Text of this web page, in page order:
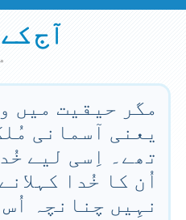
آج
مگر حیقیت میں
یعنی آسمانی
تھے۔ اِسی لیے
اُن کا خُدا
نہِیں چنانچہ